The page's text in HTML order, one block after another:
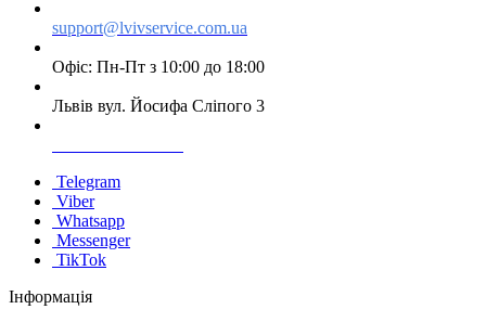
support@lvivservice.com.ua
Офіс: Пн-Пт з 10:00 до 18:00
Львів вул. Йосифа Сліпого 3
Telegram
Viber
Whatsapp
Messenger
TikTok
Інформація